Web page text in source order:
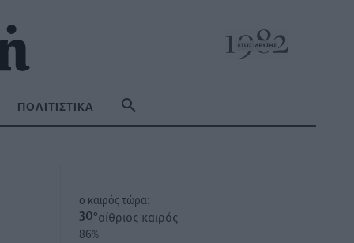
ΠΟΛΙΤΙΣΤΙΚΆ
o καιρός τώρα:
30°αίθριος καιρός
86%